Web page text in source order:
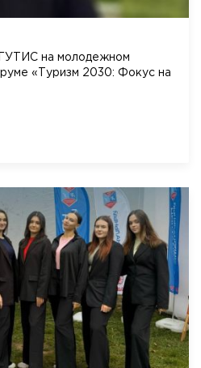
на молодежном
«Туризм 2030: Фокус на